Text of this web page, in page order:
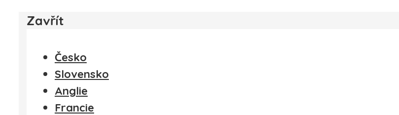
Zavřít
Česko
Slovensko
Anglie
Francie